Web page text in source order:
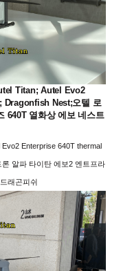
Titan; Autel Evo2
Dragonfish Nest;오텔 로
640T 열화상 에보 네스트
Evo2 Enterprise 640T thermal
알파 타이탄 에보2 엔트프라
래곤피쉬